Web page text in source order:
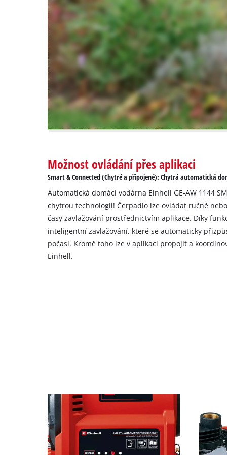
are
not
disclosed
to
the
visitor.
The
website
owner
needs
setup
their
CMP
to
this
content
to
the
list
Možnost ovládání přes aplikaci
Smart & Connected (Chytré a připojené): Chytrá automatická
Automatická domácí vodárna Einhell GE-AW 1144
chytrou technologii! Čerpadlo lze ovládat ručně
časy zavlažování prostřednictvím aplikace. Díky
inteligentní zavlažování, které se automaticky
počasí. Kromě toho lze v aplikaci propojit a
Einhell.